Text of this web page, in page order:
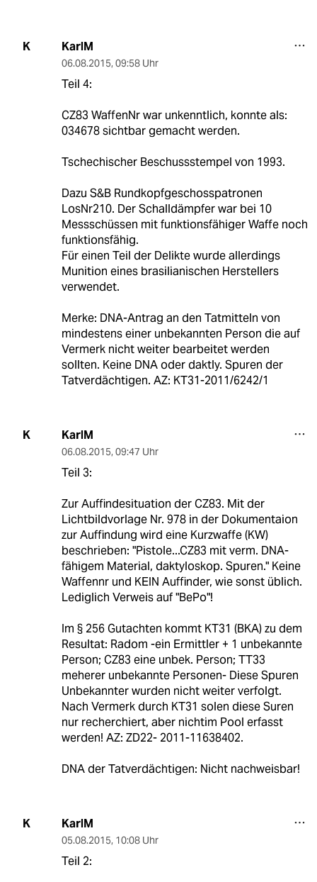
K KarlM
06.08.2015, 09:58 Uhr
Teil 4:
CZ83 WaffenNr war unkenntlich, konnte als:
034678 sichtbar gemacht werden.
Tschechischer Beschussstempel von 1993.
Dazu S&B Rundkopfgeschosspatronen
LosNr210. Der Schalldämpfer war bei 10
Messschüssen mit funktionsfähiger Waffe noch
funktionsfähig.
Für einen Teil der Delikte wurde allerdings
Munition eines brasilianischen Herstellers
verwendet.
Merke: DNA-Antrag an den Tatmitteln von
mindestens einer unbekannten Person die auf
Vermerk nicht weiter bearbeitet werden
sollten. Keine DNA oder daktly. Spuren der
Tatverdächtigen. AZ: KT31-2011/6242/1
K KarlM
06.08.2015, 09:47 Uhr
Teil 3:
Zur Auffindesituation der CZ83. Mit der
Lichtbildvorlage Nr. 978 in der Dokumentaion
zur Auffindung wird eine Kurzwaffe (KW)
beschrieben: "Pistole...CZ83 mit verm. DNA-
fähigem Material, daktyloskop. Spuren." Keine
Waffennr und KEIN Auffinder, wie sonst üblich.
Lediglich Verweis auf "BePo"!
Im § 256 Gutachten kommt KT31 (BKA) zu dem
Resultat: Radom -ein Ermittler + 1 unbekannte
Person; CZ83 eine unbek. Person; TT33
meherer unbekannte Personen- Diese Spuren
Unbekannter wurden nicht weiter verfolgt.
Nach Vermerk durch KT31 solen diese Suren
nur recherchiert, aber nichtim Pool erfasst
werden! AZ: ZD22- 2011-11638402.
DNA der Tatverdächtigen: Nicht nachweisbar!
K KarlM
05.08.2015, 10:08 Uhr
Teil 2: